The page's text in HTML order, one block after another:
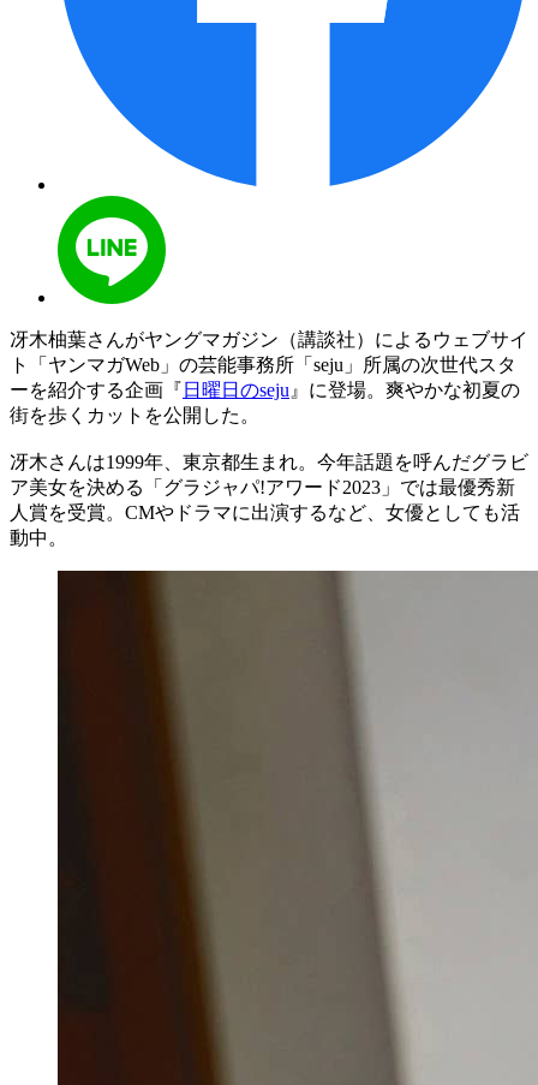
冴木柚葉さんがヤングマガジン（講談社）によるウェブサイ
ト「ヤンマガWeb」の芸能事務所「seju」所属の次世代スタ
ーを紹介する企画『 日曜日のseju 』に登場。爽やかな初夏の
街を歩くカットを公開した。
冴木さんは1999年、東京都生まれ。今年話題を呼んだグラビ
ア美女を決める「グラジャパ!アワード2023」では最優秀新
人賞を受賞。CMやドラマに出演するなど、女優としても活
動中。